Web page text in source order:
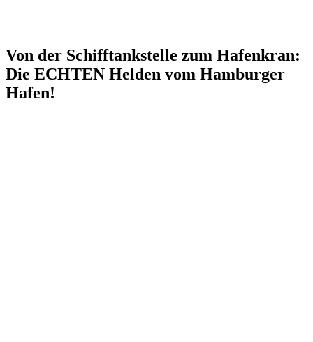
Von der Schifftankstelle zum Hafenkran:
Die ECHTEN Helden vom Hamburger
Hafen!